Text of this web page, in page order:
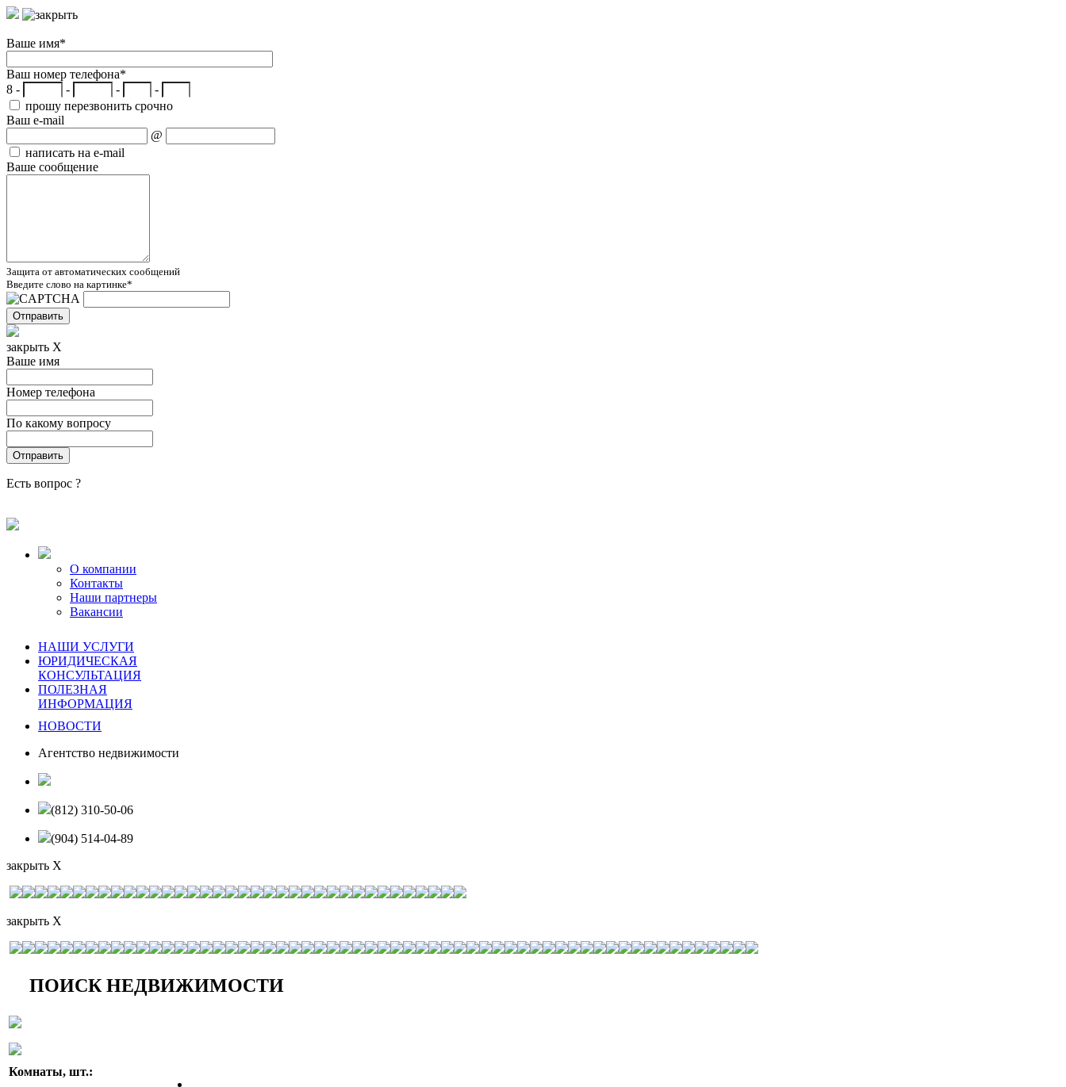
Ваше имя*
Ваш номер телефона*
8 -
- -
-
прошу перезвонить срочно
Ваш e-mail
@
написать на e-mail
Ваше сообщение
Защита от автоматических сообщений
Введите слово на картинке*
закрыть X
Ваше имя
Номер телефона
По какому вопросу
Есть вопрос ?
О компании
Контакты
Наши партнеры
Вакансии
НАШИ УСЛУГИ
ЮРИДИЧЕСКАЯ
КОНСУЛЬТАЦИЯ
ПОЛЕЗНАЯ
ИНФОРМАЦИЯ
НОВОСТИ
Агентство недвижимости
(812) 310-50-06
(904) 514-04-89
закрыть X
закрыть X
ПОИСК НЕДВИЖИМОСТИ
Комнаты, шт.: